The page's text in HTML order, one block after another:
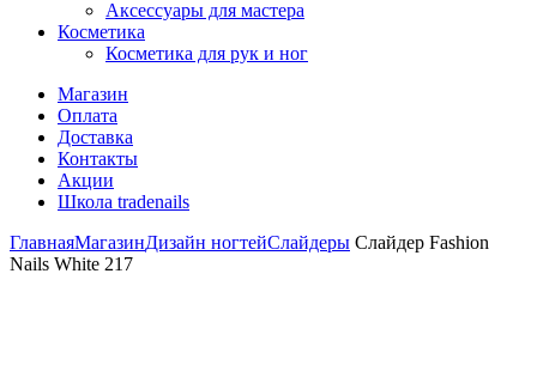
Аксессуары для мастера
Косметика
Косметика для рук и ног
Магазин
Оплата
Доставка
Контакты
Акции
Школа tradenails
ГлавнаяМагазинДизайн ногтейСлайдеры Слайдер Fashion
Nails White 217